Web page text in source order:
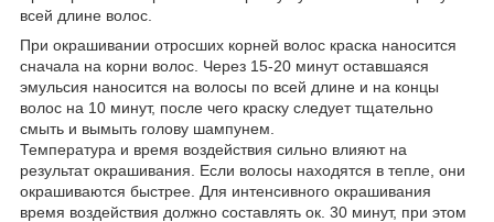
всей длине волос.
При окрашивании отросших корней волос краска наносится
сначала на корни волос. Через 15-20 минут оставшаяся
эмульсия наносится на волосы по всей длине и на концы
волос на 10 минут, после чего краску следует тщательно
смыть и вымыть голову шампунем.
Температура и время воздействия сильно влияют на
результат окрашивания. Если волосы находятся в тепле, они
окрашиваются быстрее. Для интенсивного окрашивания
время воздействия должно составлять ок. 30 минут, при этом